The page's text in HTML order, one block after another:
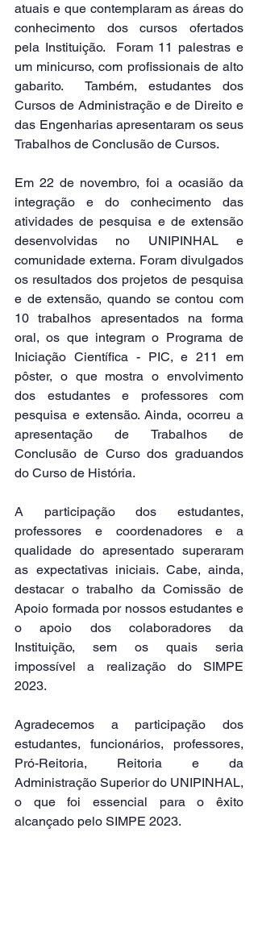
atuais e que contemplaram as áreas do
conhecimento dos cursos ofertados
pela Instituição.  Foram 11 palestras e
um minicurso, com profissionais de alto
gabarito.  Também, estudantes dos
Cursos de Administração e de Direito e
das Engenharias apresentaram os seus
Trabalhos de Conclusão de Cursos.
Em 22 de novembro, foi a ocasião da
integração e do conhecimento das
atividades de pesquisa e de extensão
desenvolvidas no UNIPINHAL e
comunidade externa. Foram divulgados
os resultados dos projetos de pesquisa
e de extensão, quando se contou com
10 trabalhos apresentados na forma
oral, os que integram o Programa de
Iniciação Científica - PIC, e 211 em
pôster, o que mostra o envolvimento
dos estudantes e professores com
pesquisa e extensão. Ainda, ocorreu a
apresentação de Trabalhos de
Conclusão de Curso dos graduandos
do Curso de História.
A participação dos estudantes,
professores e coordenadores e a
qualidade do apresentado superaram
as expectativas iniciais. Cabe, ainda,
destacar o trabalho da Comissão de
Apoio formada por nossos estudantes e
o apoio dos colaboradores da
Instituição, sem os quais seria
impossível a realização do SIMPE
2023.
Agradecemos a participação dos
estudantes, funcionários, professores,
Pró-Reitoria, Reitoria e da
Administração Superior do UNIPINHAL,
o que foi essencial para o êxito
alcançado pelo SIMPE 2023.